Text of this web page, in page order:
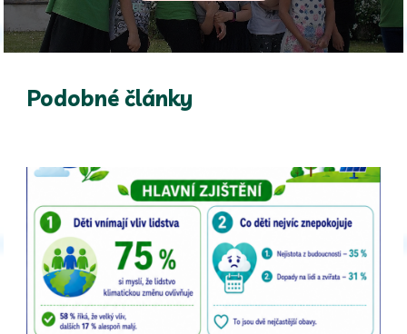
Podobné články